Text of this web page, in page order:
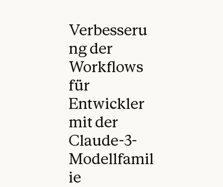
Verbesseru
ng der
Workflows
für
Entwickler
mit der
Claude-3-
Modellfamil
ie